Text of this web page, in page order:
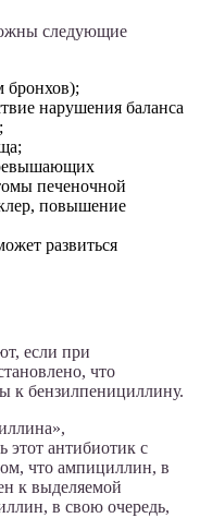
следующие
бронхов);
нарушения баланса
печеночной
повышение
развиться
если при
что
к бензилпенициллину.
этот антибиотик с
что ампициллин, в
к выделяемой
в свою очередь,